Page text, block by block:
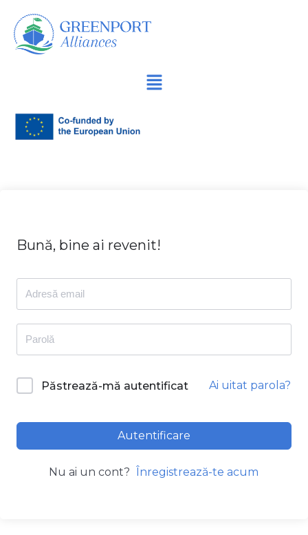
Sari
la
Bună, bine ai revenit!
Păstrează-mă autentificat Ai uitat parola?
Autentificare
Nu ai un cont? Înregistrează-te acum